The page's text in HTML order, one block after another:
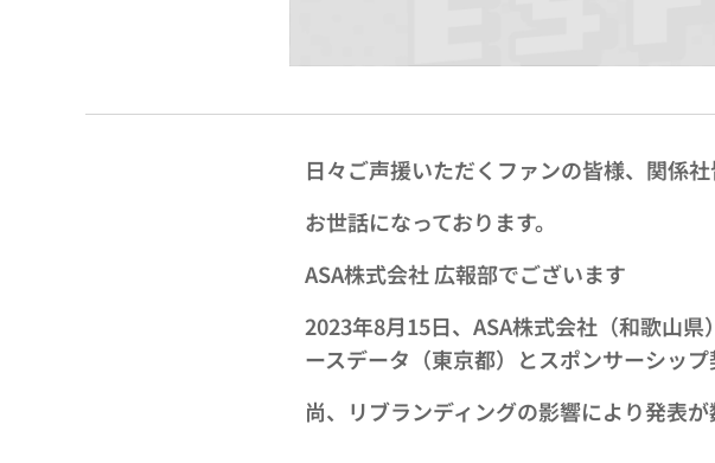
日々ご声援いただくファンの皆様、関係
お世話になっております。
ASA株式会社 広報部でございます
2023年8月15日、ASA株式会社（和歌山
ースデータ（東京都）とスポンサーシッ
尚、リブランディングの影響により発表